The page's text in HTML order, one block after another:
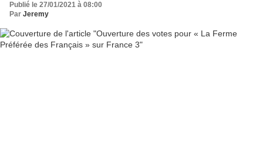
Publié le 27/01/2021 à 08:00
Par Jeremy